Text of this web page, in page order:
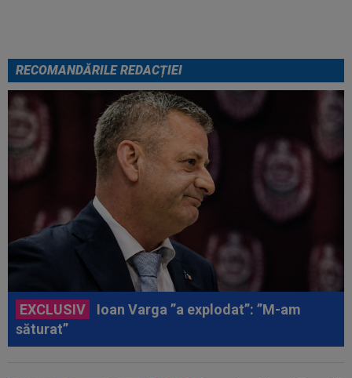
RECOMANDĂRILE REDACȚIEI
EXCLUSIV
Ioan Varga ”a explodat”: ”M-am
săturat”